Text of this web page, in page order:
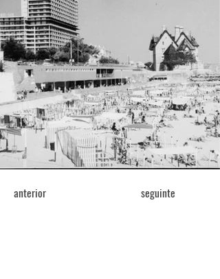
anterior seguinte